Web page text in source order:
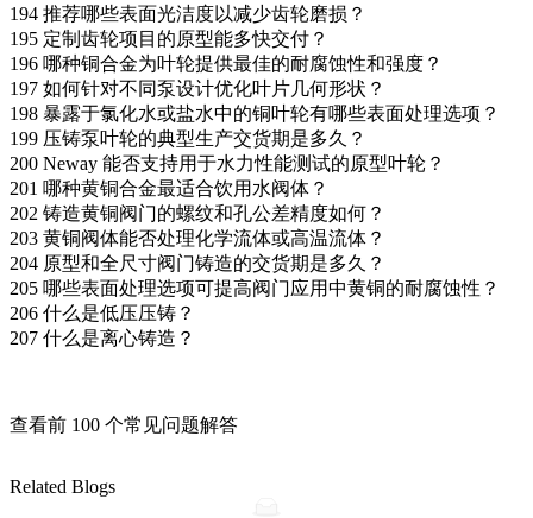
194 推荐哪些表面光洁度以减少齿轮磨损？
195 定制齿轮项目的原型能多快交付？
196 哪种铜合金为叶轮提供最佳的耐腐蚀性和强度？
197 如何针对不同泵设计优化叶片几何形状？
198 暴露于氯化水或盐水中的铜叶轮有哪些表面处理选项？
199 压铸泵叶轮的典型生产交货期是多久？
200 Neway 能否支持用于水力性能测试的原型叶轮？
201 哪种黄铜合金最适合饮用水阀体？
202 铸造黄铜阀门的螺纹和孔公差精度如何？
203 黄铜阀体能否处理化学流体或高温流体？
204 原型和全尺寸阀门铸造的交货期是多久？
205 哪些表面处理选项可提高阀门应用中黄铜的耐腐蚀性？
206 什么是低压压铸？
207 什么是离心铸造？
查看前 100 个常见问题解答
Related Blogs